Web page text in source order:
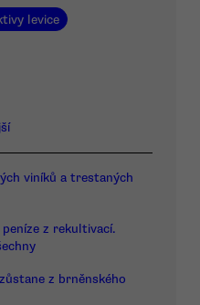
levice
viníků a trestaných
z rekultivací.
z brněnského